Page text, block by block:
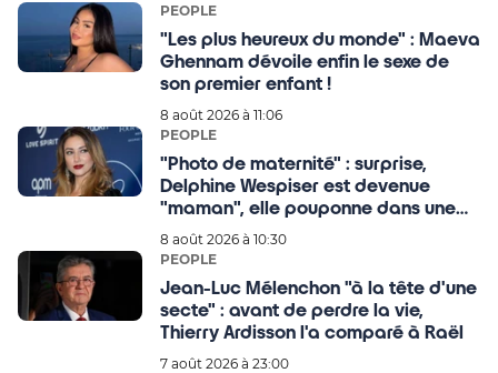
PEOPLE
"Les plus heureux du monde" : Maeva
Ghennam dévoile enfin le sexe de
son premier enfant !
8 août 2026 à 11:06
PEOPLE
"Photo de maternité" : surprise,
Delphine Wespiser est devenue
"maman", elle pouponne dans une
série de clichés très émouvants
8 août 2026 à 10:30
PEOPLE
Jean-Luc Mélenchon "à la tête d'une
secte" : avant de perdre la vie,
Thierry Ardisson l'a comparé à Raël
7 août 2026 à 23:00